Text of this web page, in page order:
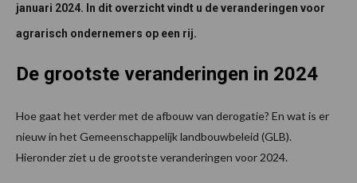
januari 2024. In dit overzicht vindt u de veranderingen voor
agrarisch ondernemers op een rij.
De grootste veranderingen in 2024
Hoe gaat het verder met de afbouw van derogatie? En wat is er
nieuw in het Gemeenschappelijk landbouwbeleid (GLB).
Hieronder ziet u de grootste veranderingen voor 2024.